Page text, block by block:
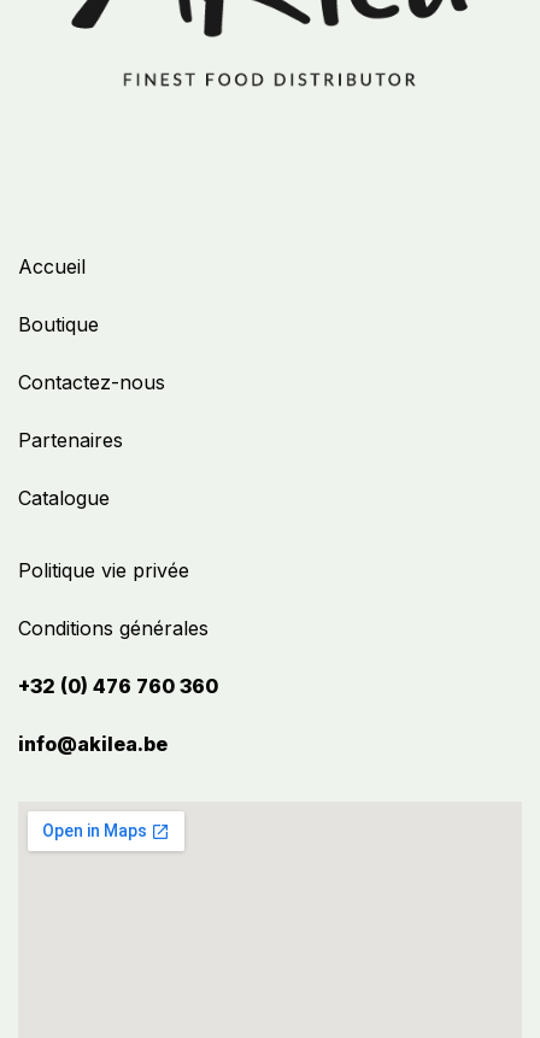
Politique vie privée
Conditions générales
+32 (0) 476 760 360
info@akilea.be​
Accueil
Boutique
Contactez-nous
Partenaires
Catalogue